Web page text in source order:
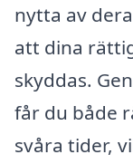
nytta av
att dina
skyddas.
får du både
svåra tider,